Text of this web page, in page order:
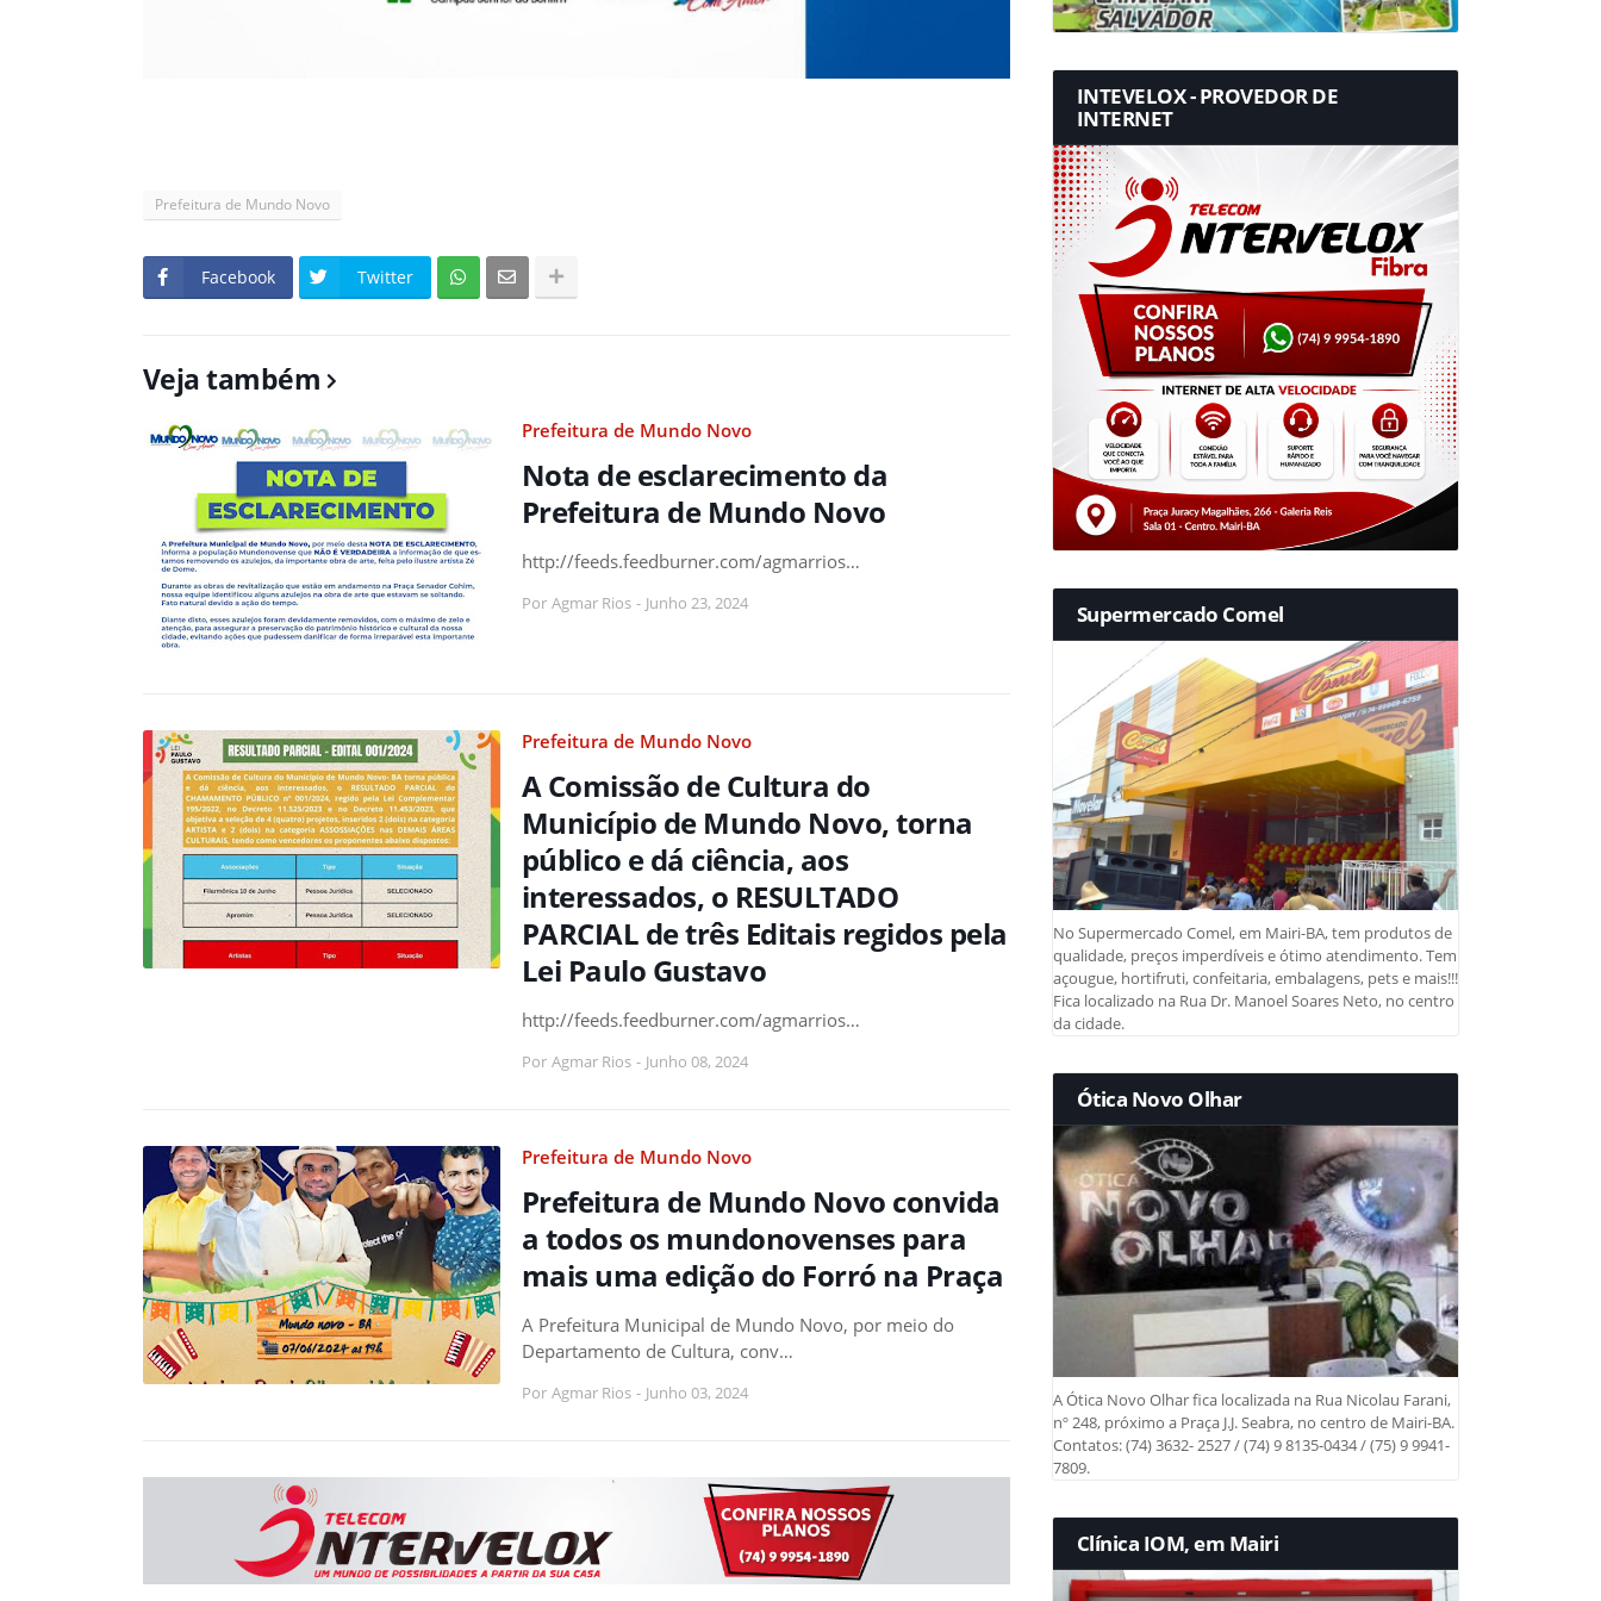
Prefeitura de Mundo Novo
Facebook Twitter
Veja também
Prefeitura de Mundo Novo
Nota de esclarecimento da
Prefeitura de Mundo Novo
http://feeds.feedburner.com/agmarrios…
Por Agmar Rios - Junho 23, 2024
Prefeitura de Mundo Novo
A Comissão de Cultura do
Município de Mundo Novo, torna
público e dá ciência, aos
interessados, o RESULTADO
PARCIAL de três Editais regidos pela
Lei Paulo Gustavo
http://feeds.feedburner.com/agmarrios…
Por Agmar Rios - Junho 08, 2024
Prefeitura de Mundo Novo
Prefeitura de Mundo Novo convida
a todos os mundonovenses para
mais uma edição do Forró na Praça
A Prefeitura Municipal de Mundo Novo, por meio do
Departamento de Cultura, conv…
Por Agmar Rios - Junho 03, 2024
INTEVELOX - PROVEDOR DE
INTERNET
Supermercado Comel
No Supermercado Comel, em Mairi-BA, tem produtos de
qualidade, preços imperdíveis e ótimo atendimento. Tem
açougue, hortifruti, confeitaria, embalagens, pets e mais!!!
Fica localizado na Rua Dr. Manoel Soares Neto, no centro
da cidade.
Ótica Novo Olhar
A Ótica Novo Olhar fica localizada na Rua Nicolau Farani,
nº 248, próximo a Praça J.J. Seabra, no centro de Mairi-BA.
Contatos: (74) 3632- 2527 / (74) 9 8135-0434 / (75) 9 9941-
7809.
Clínica IOM, em Mairi